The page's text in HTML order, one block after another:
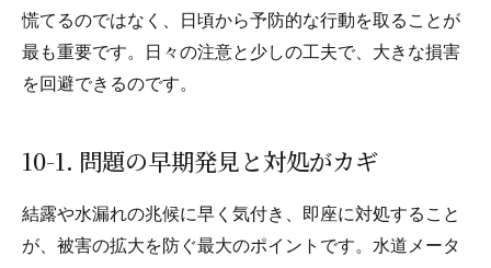
慌てるのではなく、日頃から予防的な行動を取ることが
最も重要です。日々の注意と少しの工夫で、大きな損害
を回避できるのです。
10-1. 問題の早期発見と対処がカギ
結露や水漏れの兆候に早く気付き、即座に対処すること
が、被害の拡大を防ぐ最大のポイントです。水道メータ